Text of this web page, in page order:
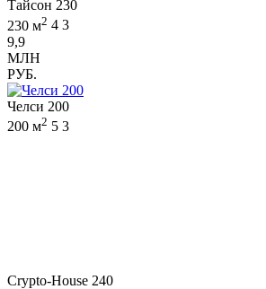
Тайсон 230
230 м2 4 3
9,9
МЛН
РУБ.
Челси 200
200 м2 5 3
Crypto-House 240